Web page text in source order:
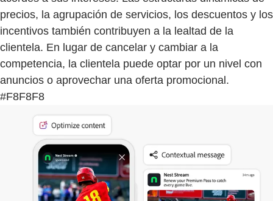
precios, la agrupación de servicios, los descuentos y los
incentivos también contribuyen a la lealtad de la
clientela. En lugar de cancelar y cambiar a la
competencia, la clientela puede optar por un nivel con
anuncios o aprovechar una oferta promocional.
#F8F8F8